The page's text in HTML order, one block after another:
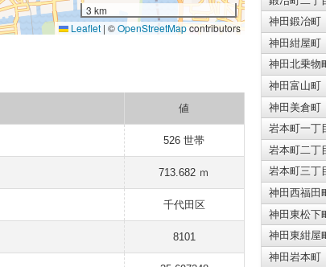
3 km
Leaflet | ©OpenStreetMapcontributors
値
526 世帯
713.682 ｍ
千代田区
8101
神田鍛冶町
神田紺屋町
神田北乗物
神田富山町
神田美倉町
岩本町一丁
岩本町二丁
岩本町三丁
神田西福田
神田東松下
神田東紺屋
神田岩本町